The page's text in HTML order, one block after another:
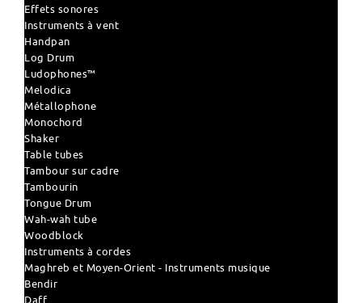
Effets sonores
Instruments à vent
Handpan
Log Drum
Ludophones™
Melodica
Métallophone
Monochord
Shaker
Table tubes
Tambour sur cadre
Tambourin
Tongue Drum
Wah-wah tube
Woodblock
Instruments à cordes
Maghreb et Moyen-Orient - Instruments musique
Bendir
Daff